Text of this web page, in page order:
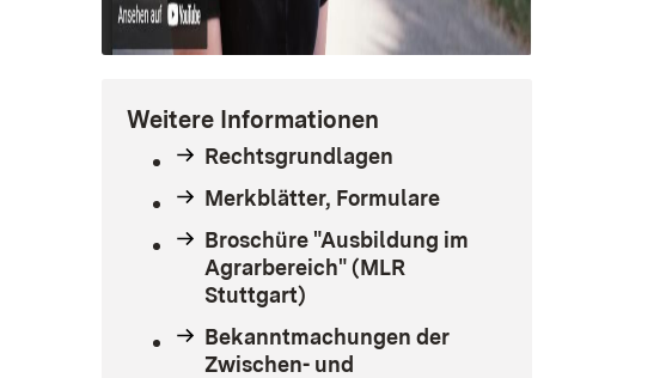
Weitere Informationen
Rechtsgrundlagen
Merkblätter, Formulare
Broschüre "Ausbildung im
Agrarbereich" (MLR
Stuttgart)
Bekanntmachungen der
Zwischen- und